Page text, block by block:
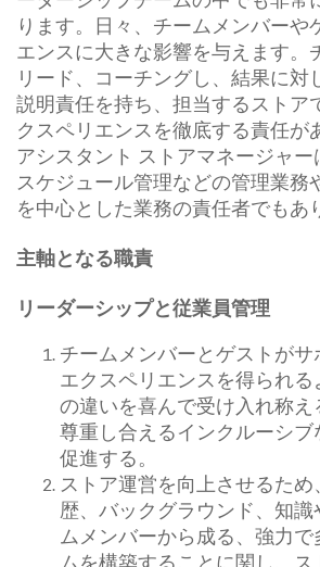
ります。日々、チームメンバーや
エンスに大きな影響を与えます。
リード、コーチングし、結果に対
説明責任を持ち、担当するストア
クスペリエンスを徹底する責任が
アシスタント ストアマネージャ
スケジュール管理などの管理業務
を中心とした業務の責任者でもあ
主軸となる職責
リーダーシップと従業員管理
チームメンバーとゲストが
エクスペリエンスを得られ
の違いを喜んで受け入れ称え
尊重し合えるインクルーシブ
促進する。
ストア運営を向上させるた
歴、バックグラウンド、知
ムメンバーから成る、強力
ムを構築することに関し、